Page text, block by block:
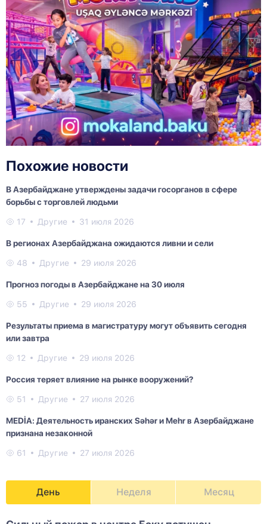
Похожие новости
В Азербайджане утверждены задачи госорганов в сфере
борьбы с торговлей людьми
17 Другие 31 июля 2026
В регионах Азербайджана ожидаются ливни и сели
48 Другие 29 июля 2026
Прогноз погоды в Азербайджане на 30 июля
55 Другие 29 июля 2026
Результаты приема в магистратуру могут объявить сегодня
или завтра
12 Другие 29 июля 2026
Россия теряет влияние на рынке вооружений?
51 Другие 27 июля 2026
MEDİA: Деятельность иранских Səhər и Mehr в Азербайджане
признана незаконной
61 Другие 27 июля 2026
День Неделя Месяц